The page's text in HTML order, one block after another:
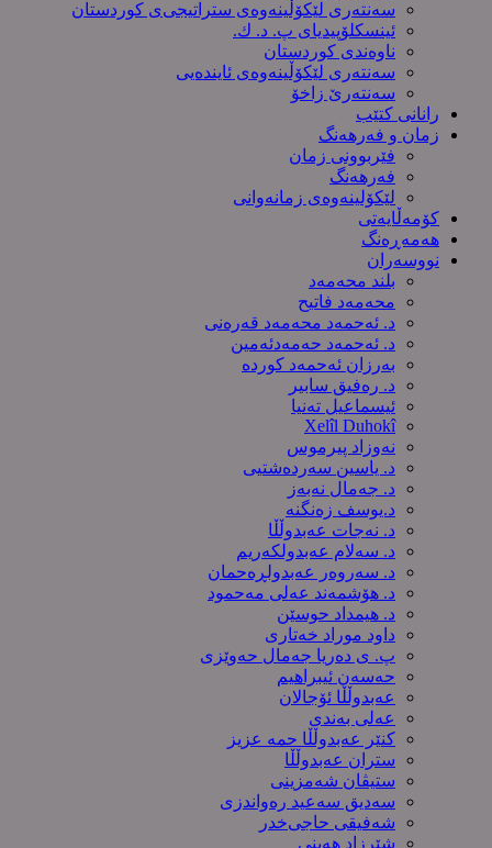
سەنتەری لێكۆڵینەوەی ستراتیجی‌ی كوردستان
ئینسکلۆپیدیای پ. د. ك.
ناوەندی کوردستان
سەنتەری لێکۆڵینەوەى ئایندەیی
سەنتەرێ زاخۆ
رانانی کتێب
زمان و فەرهەنگ
فێربوونی زمان
فەرهەنگ
لێکۆلینەوەی زمانەوانی
کۆمەڵایەتی
هەمەڕەنگ
نووسەران
بلند محەمەد
محەمەد فاتیح
د. ئەحمەد محەمەد قەرەنی
د. ئەحمەد حەمەدئەمین
بەرزان ئەحمەد کورده
د. رەفیق سابیر
ئیسماعیل تەنیا
Xelîl Duhokî
نەوزاد پیرموس
د. یاسین سەردەشتیی
د. جەمال نەبەز
د.یوسف زه‌نگنه‌
د. نەجات عەبدوڵڵا
د. سەلام عەبدولكەریم
د. سەروەر عەبدولڕەحمان
د. هۆشمەند عەلی مەحمود
د. هیمداد حوسێن
داود موراد خەتاری
پ. ی دەریا جەمال حەوێزی
حەسەن ئیبراهیم
عەبدوڵڵا ئۆجالان
عەلی بەندی
کنێر عەبدوڵڵا حمە عزیز
ستران عەبدوڵڵا
ستیڤان شەمزینی
سەدیق سەعید رەواندزی
شه‌فیقی حاجی‌خدر
شێرزاد هەینی